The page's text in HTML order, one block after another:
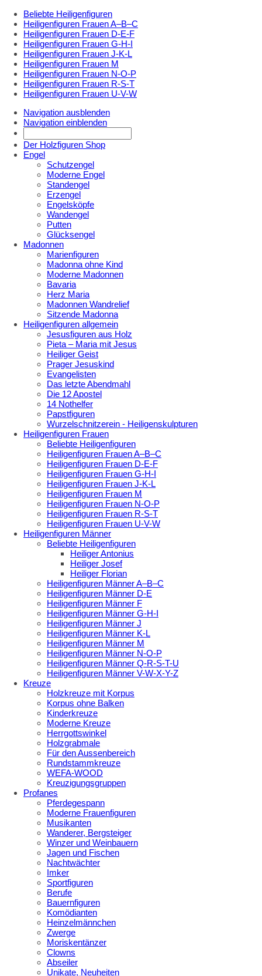
Beliebte Heiligenfiguren
Heiligenfiguren Frauen A–B–C
Heiligenfiguren Frauen D-E-F
Heiligenfiguren Frauen G-H-I
Heiligenfiguren Frauen J-K-L
Heiligenfiguren Frauen M
Heiligenfiguren Frauen N-O-P
Heiligenfiguren Frauen R-S-T
Heiligenfiguren Frauen U-V-W
Navigation ausblenden
Navigation einblenden
Der Holzfiguren Shop
Engel
Schutzengel
Moderne Engel
Standengel
Erzengel
Engelsköpfe
Wandengel
Putten
Glücksengel
Madonnen
Marienfiguren
Madonna ohne Kind
Moderne Madonnen
Bavaria
Herz Maria
Madonnen Wandrelief
Sitzende Madonna
Heiligenfiguren allgemein
Jesusfiguren aus Holz
Pieta – Maria mit Jesus
Heiliger Geist
Prager Jesuskind
Evangelisten
Das letzte Abendmahl
Die 12 Apostel
14 Nothelfer
Papstfiguren
Wurzelschnitzerein - Heiligenskulpturen
Heiligenfiguren Frauen
Beliebte Heiligenfiguren
Heiligenfiguren Frauen A–B–C
Heiligenfiguren Frauen D-E-F
Heiligenfiguren Frauen G-H-I
Heiligenfiguren Frauen J-K-L
Heiligenfiguren Frauen M
Heiligenfiguren Frauen N-O-P
Heiligenfiguren Frauen R-S-T
Heiligenfiguren Frauen U-V-W
Heiligenfiguren Männer
Beliebte Heiligenfiguren
Heiliger Antonius
Heiliger Josef
Heiliger Florian
Heiligenfiguren Männer A–B–C
Heiligenfiguren Männer D-E
Heiligenfiguren Männer F
Heiligenfiguren Männer G-H-I
Heiligenfiguren Männer J
Heiligenfiguren Männer K-L
Heiligenfiguren Männer M
Heiligenfiguren Männer N-O-P
Heiligenfiguren Männer Q-R-S-T-U
Heiligenfiguren Männer V-W-X-Y-Z
Kreuze
Holzkreuze mit Korpus
Korpus ohne Balken
Kinderkreuze
Moderne Kreuze
Herrgottswinkel
Holzgrabmale
Für den Aussenbereich
Rundstammkreuze
WEFA-WOOD
Kreuzigungsgruppen
Profanes
Pferdegespann
Moderne Frauenfiguren
Musikanten
Wanderer, Bergsteiger
Winzer und Weinbauern
Jagen und Fischen
Nachtwächter
Imker
Sportfiguren
Berufe
Bauernfiguren
Komödianten
Heinzelmännchen
Zwerge
Moriskentänzer
Clowns
Abseiler
Unikate, Neuheiten